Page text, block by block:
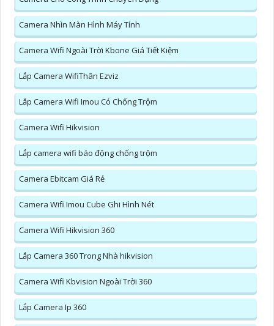
Camera Nhìn Màn Hình Máy Tính
Camera Wifi Ngoài Trời Kbone Giá Tiết Kiệm
Lắp Camera WifiThân Ezviz
Lắp Camera Wifi Imou Có Chống Trộm
Camera Wifi Hikvision
Lắp camera wifi báo động chống trộm
Camera Ebitcam Giá Rẻ
Camera Wifi Imou Cube Ghi Hình Nét
Camera Wifi Hikvision 360
Lắp Camera 360 Trong Nhà hikvision
Camera Wifi Kbvision Ngoài Trời 360
Lắp Camera Ip 360